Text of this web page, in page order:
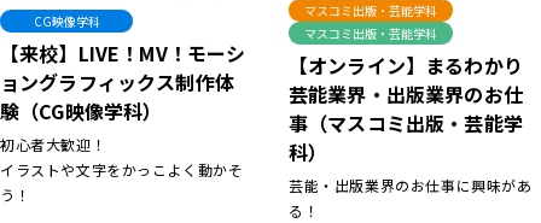
CG映像学科
【来校】LIVE！MV！モーシ
ョングラフィックス制作体
験（CG映像学科）
初心者大歓迎！
イラストや文字をかっこよく動かそ
う！
マスコミ出版・芸能学科
マスコミ出版・芸能学科
【オンライン】まるわかり
芸能業界・出版業界のお仕
事（マスコミ出版・芸能学
科）
芸能・出版業界のお仕事に興味があ
る！